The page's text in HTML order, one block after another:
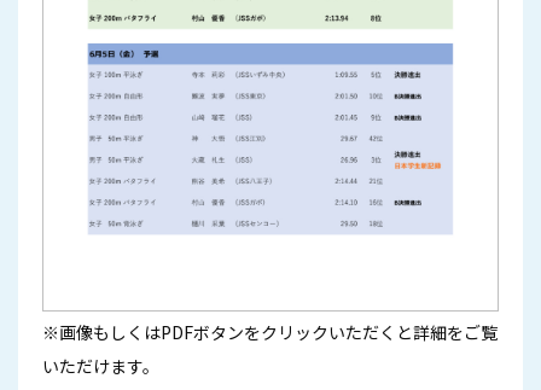
※画像もしくはPDFボタンをクリックいただくと詳細をご覧
いただけます。